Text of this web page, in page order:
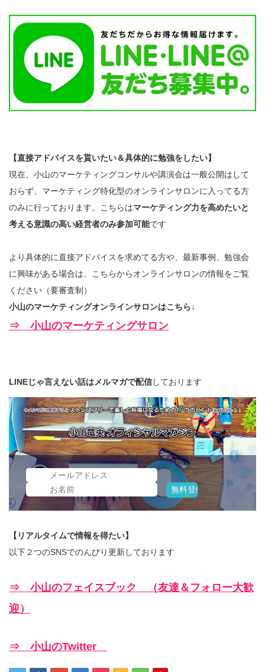
【直接アドバイスを貰いたい＆具体的に勉強をしたい】
現在、小山のマーケティングコンサルや講演会は一般公開はして
おらず、マーケティング特化型のオンラインサロンに入ってる方
のみに行っております。こちらはマーケティング力を高めたいと
考える意識の高い経営者のみ参加可能です
より具体的に直接アドバイスを求めてる方や、最新事例、勉強会
に興味がある場合は、こちらからオンラインサロンの情報をご覧
ください（要審査制）
小山のマーケティングオンラインサロンはこちら↓
⇒ 小山のマーケティングサロン
LINEじゃ言えない話はメルマガで配信しております
【リアルタイムで情報を得たい】
以下２つのSNSでのんびり更新しております
⇒ 小山のフェイスブック （友達＆フォロー大歓
迎）
⇒ 小山のTwitter